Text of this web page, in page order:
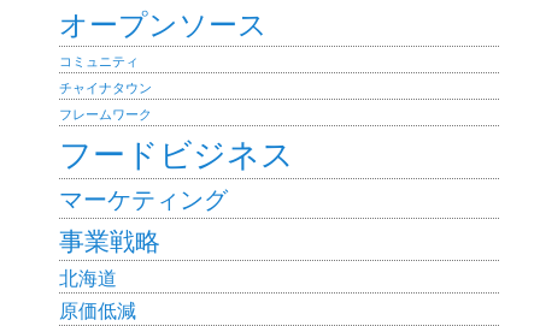
オープンソース
コミュニティ
チャイナタウン
フレームワーク
フードビジネス
マーケティング
事業戦略
北海道
原価低減